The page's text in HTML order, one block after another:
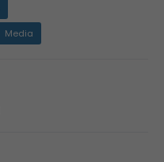
Media